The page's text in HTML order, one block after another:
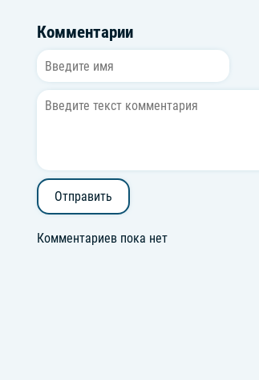
Комментарии
Отправить
Комментариев пока нет